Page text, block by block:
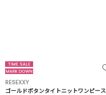
RESEXXY
ゴールドボタンタイトニットワンピース